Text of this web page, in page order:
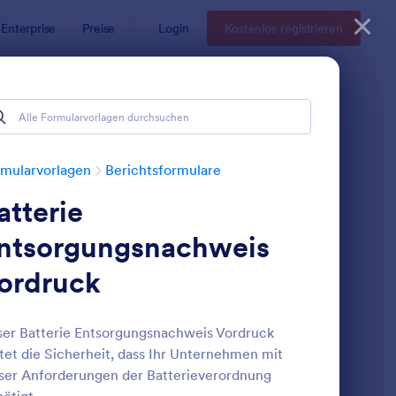
Enterprise Preise Login Kostenlos registrieren
Berichtsformulare
Batterie Entsorgungsnachweis Vordruck
die Sicherheit, dass Ihr Unternehmen mit
Anforderungen der Batterieverordnung
Muster Vorschau: Schadensmeldung